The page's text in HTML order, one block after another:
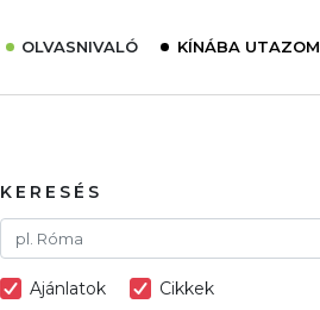
OLVASNIVALÓ
Interjú
Élménybeszámolók
KÍNÁBA UTAZOM
KERESÉS
Ajánlatok Cikkek